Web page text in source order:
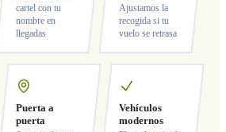
cartel con tu
nombre en
llegadas
Ajustamos la
recogida si tu
vuelo se retrasa
Puerta a
puerta
Vehículos
modernos